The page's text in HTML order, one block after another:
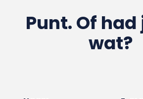
Punt. Of
wat?